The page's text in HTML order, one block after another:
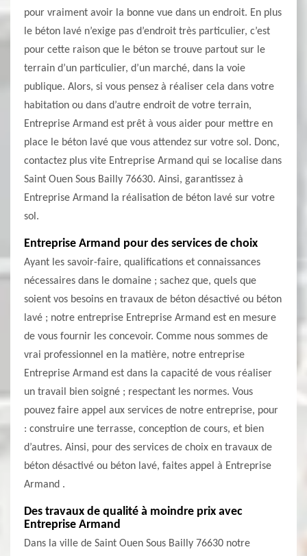
pour vraiment avoir la bonne vue dans un endroit. En plus
le béton lavé n’exige pas d’endroit très particulier, c’est
pour cette raison que le béton se trouve partout sur le
terrain d’un particulier, d’un marché, dans la voie
publique. Alors, si vous pensez à réaliser cela dans votre
habitation ou dans d’autre endroit de votre terrain,
Entreprise Armand est prêt à vous aider pour mettre en
place le béton lavé que vous attendez sur votre sol. Donc,
contactez plus vite Entreprise Armand qui se localise dans
Saint Ouen Sous Bailly 76630. Ainsi, garantissez à
Entreprise Armand la réalisation de béton lavé sur votre
sol.
Entreprise Armand pour des services de choix
Ayant les savoir-faire, qualifications et connaissances
nécessaires dans le domaine ; sachez que, quels que
soient vos besoins en travaux de béton désactivé ou béton
lavé ; notre entreprise Entreprise Armand est en mesure
de vous fournir les concevoir. Comme nous sommes de
vrai professionnel en la matière, notre entreprise
Entreprise Armand est dans la capacité de vous réaliser
un travail bien soigné ; respectant les normes. Vous
pouvez faire appel aux services de notre entreprise, pour
: construire une terrasse, conception de cours, et bien
d’autres. Ainsi, pour des services de choix en travaux de
béton désactivé ou béton lavé, faites appel à Entreprise
Armand .
Des travaux de qualité à moindre prix avec
Entreprise Armand
Dans la ville de Saint Ouen Sous Bailly 76630 notre